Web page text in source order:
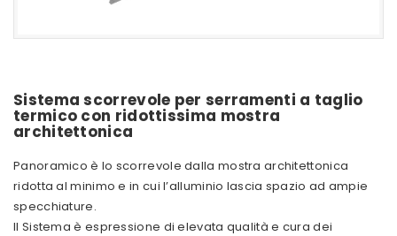
Sistema scorrevole per serramenti a taglio
termico con ridottissima mostra
architettonica
Panoramico è lo scorrevole dalla mostra architettonica
ridotta al minimo e in cui l’alluminio lascia spazio ad ampie
specchiature.
Il Sistema è espressione di elevata qualità e cura dei